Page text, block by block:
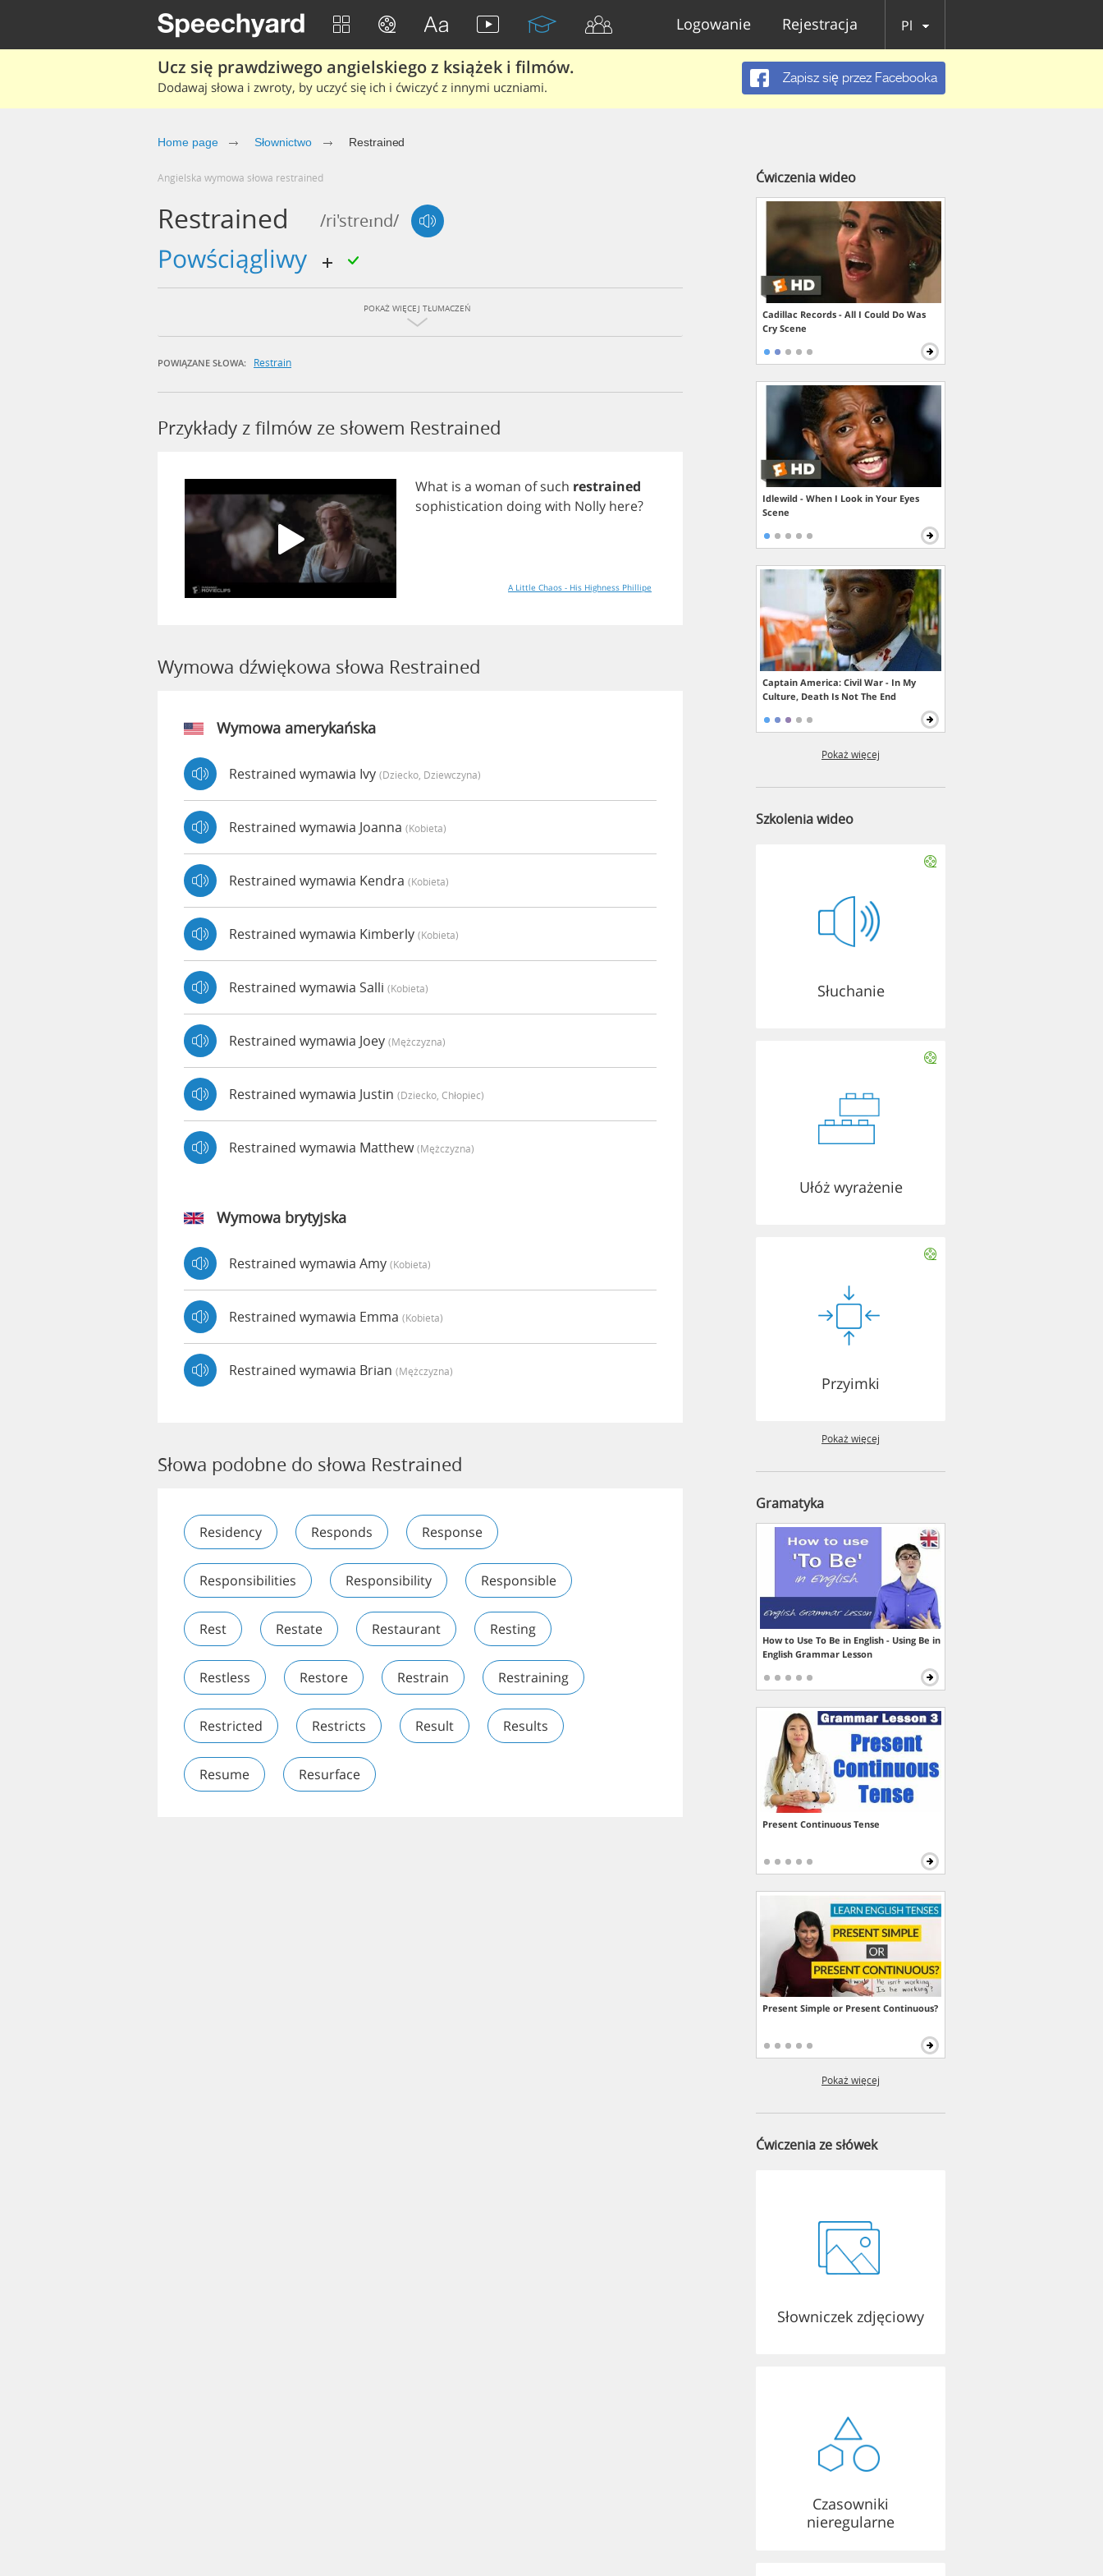
Logowanie Rejestracja Pl
Ucz się prawdziwego angielskiego z książek i filmów.
Dodawaj słowa i zwroty, by uczyć się ich i ćwiczyć z innymi uczniami.
Zapisz się przez Facebooka
Home page Słownictwo Restrained
Angielska wymowa słowa restrained
Restrained /ri'streɪnd/
powściągliwy
POKAŻ WIĘCEJ TŁUMACZEŃ
POWIĄZANE SŁOWA: Restrain
Przykłady z filmów ze słowem Restrained
What is a woman of such restrained
sophistication doingwith Nolly here?
A Little Chaos - His Highness Phillipe
Wymowa dźwiękowa słowa Restrained
Wymowa amerykańska
Restrained wymawia Ivy (dziecko, Dziewczyna)
Restrained wymawia Joanna (kobieta)
Restrained wymawia Kendra (kobieta)
Restrained wymawia Kimberly (kobieta)
Restrained wymawia Salli (kobieta)
Restrained wymawia Joey (mężczyzna)
Restrained wymawia Justin (dziecko, Chłopiec)
Restrained wymawia Matthew(mężczyzna)
Wymowa brytyjska
Restrained wymawia Amy (kobieta)
Restrained wymawia Emma (kobieta)
Restrained wymawia Brian (mężczyzna)
Słowa podobne do słowa Restrained
Residency Responds Response
Responsibilities Responsibility Responsible
Rest Restate Restaurant Resting
Restless Restore Restrain Restraining
Restricted Restricts Result Results
Resume Resurface
Ćwiczenia wideo
Cadillac Records - All I Could Do Was
Cry Scene
Idlewild - When I Look in Your Eyes
Scene
Captain America: Civil War - In My
Culture, Death Is Not The End
Pokaż więcej
Szkolenia wideo
Słuchanie
Ułóż wyrażenie
Przyimki
Pokaż więcej
Gramatyka
How to Use To Be in English - Using Be in
English Grammar Lesson
Present Continuous Tense
Present Simple or Present Continuous?
Pokaż więcej
Ćwiczenia ze słówek
Słowniczek zdjęciowy
Czasowniki
nieregularne